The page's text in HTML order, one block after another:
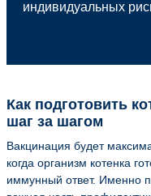
индивидуальных
Как подготовить
шаг за шагом
Вакцинация будет
когда организм котенка
иммунный ответ. Именно